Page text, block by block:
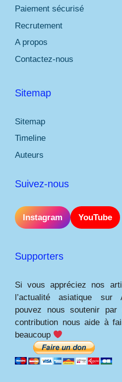
Paiement sécurisé
Recrutement
A propos
Contactez-nous
Sitemap
Sitemap
Timeline
Auteurs
Suivez-nous
Instagram YouTube
Supporters
Si vous appréciez nos
l’actualité asiatique sur
pouvez nous soutenir
contribution nous aide à
beaucoup